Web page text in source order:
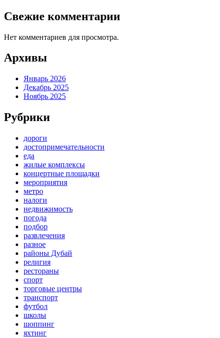
Свежие комментарии
Нет комментариев для просмотра.
Архивы
Январь 2026
Декабрь 2025
Ноябрь 2025
Рубрики
дороги
достопримечательности
еда
жилые комплексы
концертные площадки
мероприятия
метро
налоги
недвижимость
погода
подбор
развлечения
разное
районы Дубай
религия
рестораны
спорт
торговые центры
транспорт
футбол
школы
шоппинг
яхтинг